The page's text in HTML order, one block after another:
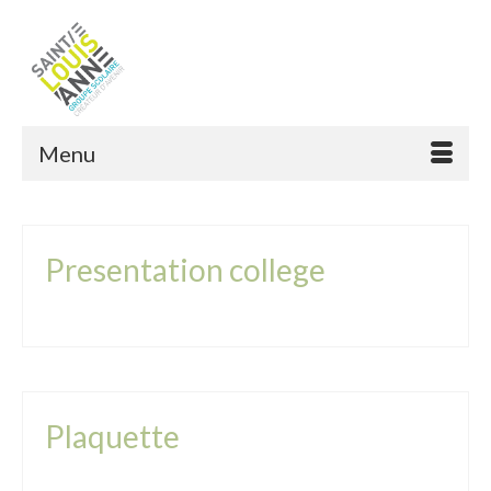
Menu
Presentation college
Plaquette